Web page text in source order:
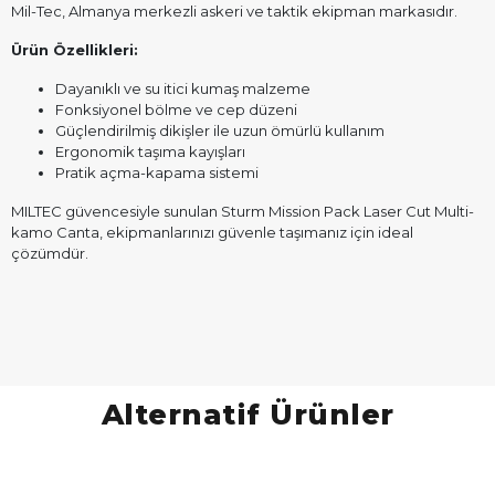
Mil-Tec, Almanya merkezli askeri ve taktik ekipman markasıdır.
Ürün Özellikleri:
Dayanıklı ve su itici kumaş malzeme
Fonksiyonel bölme ve cep düzeni
Güçlendirilmiş dikişler ile uzun ömürlü kullanım
Ergonomik taşıma kayışları
Pratik açma-kapama sistemi
MILTEC güvencesiyle sunulan Sturm Mission Pack Laser Cut Multi-
kamo Canta, ekipmanlarınızı güvenle taşımanız için ideal
çözümdür.
Alternatif Ürünler